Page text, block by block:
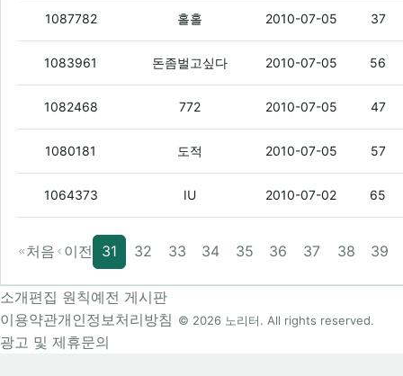
1087782 와봤자 아무것도 없어.(3)
홀홀 2010-07-05 37
1083961 아레나 타길 잘한것 같다(4)
돈좀벌고싶다 2010-07-05 56
1082468 폰덕에 부가서비스도 보이게 해줘 (2)
772 2010-07-05 47
1080181 나 모토로이 이번달에 무슨일이 있어도
도적 2010-07-05 57
1064373 KT 쇼킹스폰서 기기락 관련
IU 2010-07-02 65
처음 이전 31 32 33 34 35 36 37 38 39
소개편집 원칙예전 게시판
이용약관개인정보처리방침
광고 및 제휴문의
© 2026 노리터. All rights reserved.